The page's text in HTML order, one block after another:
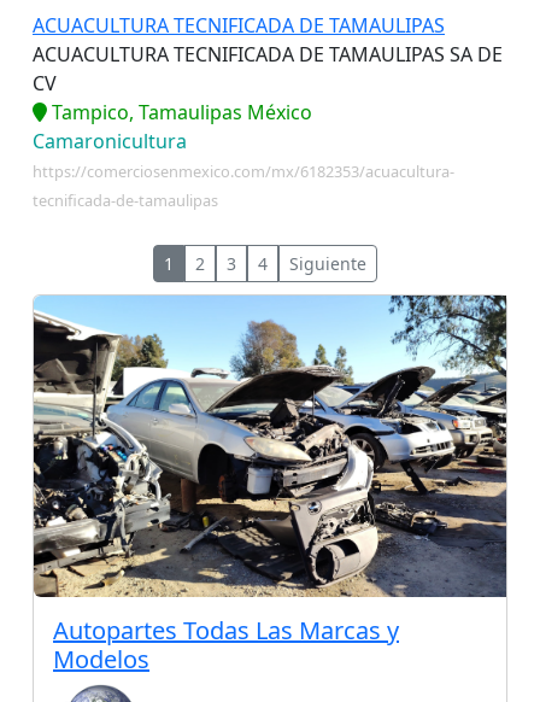
ACUACULTURA TECNIFICADA DE TAMAULIPAS
ACUACULTURA TECNIFICADA DE TAMAULIPAS SA DE
CV
Tampico, Tamaulipas México
Camaronicultura
https://comerciosenmexico.com/mx/6182353/acuacultura-
tecnificada-de-tamaulipas
1 2 3 4 Siguiente
Autopartes Todas Las Marcas y
Modelos